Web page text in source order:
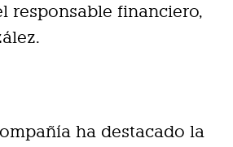
responsable financiero,
ha destacado la